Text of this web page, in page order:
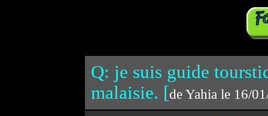
Q: je suis guide
malaisie. [de Yahia le 16/